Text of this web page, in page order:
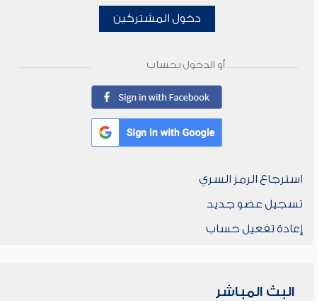
دخول المشتركين
أو الدخول بحساب
استرجاع الرمز السري
تسجيل عضو جديد
إعادة تفعيل حساب
البث المباشر